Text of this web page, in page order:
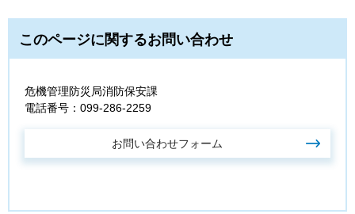
このページに関するお問い合わせ
危機管理防災局消防保安課
電話番号：099-286-2259